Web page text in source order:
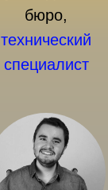
бюро,
технический
специалист